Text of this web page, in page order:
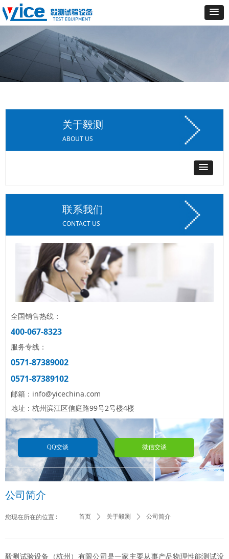
关于毅测
ABOUT US
联系我们
CONTACT US
全国销售热线：
400-067-8323
服务专线：
0571-87389002
0571-87389102
邮箱：info@yicechina.com
地址：杭州滨江区信庭路99号2号楼4楼
QQ交谈 微信交谈
公司简介
您现在所在的位置 : 首页 ꄲ 关于毅测 ꄲ 公司简介
毅测试验设备（杭州）有限公司是一家主要从事产品物理性能测试设